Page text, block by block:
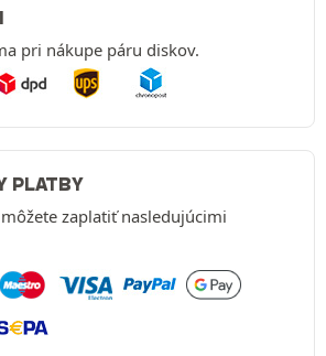
pri nákupe páru diskov.
PLATBY
zaplatiť nasledujúcimi